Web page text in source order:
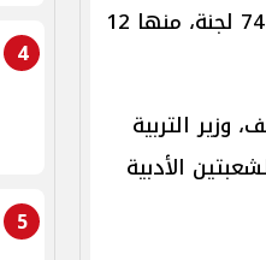
الطلاب المتقدمين للامتحانات 27,733 طالبًا وطالبة، موزعين على 74 لجنة، منها 12
التربية
الأدبية
4
5